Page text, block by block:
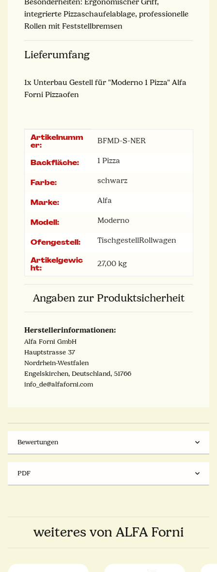
Besonderheiten: Ergonomischer Griff,
integrierte Pizzaschaufelablage, professionelle
Rollen mit Feststellbremsen
Lieferumfang
1x Unterbau Gestell für "Moderno 1 Pizza" Alfa
Forni Pizzaofen
Produkteigenschaft
Wert
Artikelnumm
er:
BFMD-S-NER
Backfläche: 1 Pizza
Farbe: schwarz
Marke: Alfa
Modell: Moderno
Ofengestell: TischgestellRollwagen
Artikelgewic
ht:
27,00 kg
Angaben zur Produktsicherheit
Herstellerinformationen:
​Alfa Forni GmbH
​Hauptstrasse 37
Nordrhein-Westfalen
Engelskirchen, Deutschland, 51766
​info_de@alfaforni.com
Bewertungen
PDF
weiteres von ALFA Forni